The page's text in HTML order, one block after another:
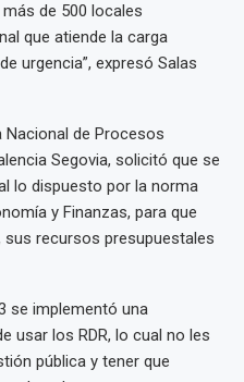
de 500 locales
que atiende la carga
urgencia”, expresó Salas
Nacional de Procesos
Segovia, solicitó que se
lo dispuesto por la norma
y Finanzas, para que
sus recursos presupuestales
se implementó una
usar los RDR, lo cual no les
pública y tener que